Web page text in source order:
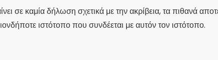
σε καμία δήλωση σχετικά με την ακρίβεια, τα πιθανά
ιστότοπο που συνδέεται με αυτόν τον ιστότοπο.